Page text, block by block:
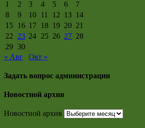
1
2 3 4 5 6
7
8
9 10 11 12 13 14
15 16 17 18 19 20 21
22
23 24 25 26 27 28
29 30
« Авг
Окт »
Задать вопрос администрации
Новостной архив
Новостной архив